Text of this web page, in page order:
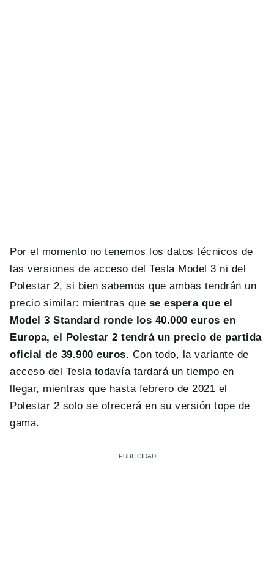
Por el momento no tenemos los datos técnicos de
las versiones de acceso del Tesla Model 3 ni del
Polestar 2, si bien sabemos que ambas tendrán un
precio similar: mientras que se espera que el
Model 3 Standard ronde los 40.000 euros en
Europa, el Polestar 2 tendrá un precio de partida
oficial de 39.900 euros. Con todo, la variante de
acceso del Tesla todavía tardará un tiempo en
llegar, mientras que hasta febrero de 2021 el
Polestar 2 solo se ofrecerá en su versión tope de
gama.